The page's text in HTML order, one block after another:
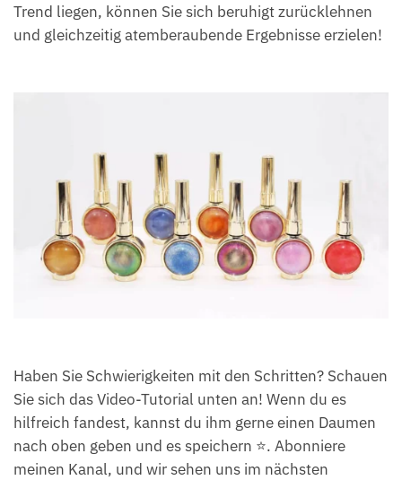
Trend liegen, können Sie sich beruhigt zurücklehnen
und gleichzeitig atemberaubende Ergebnisse erzielen!
Haben Sie Schwierigkeiten mit den Schritten? Schauen
Sie sich das Video-Tutorial unten an! Wenn du es
hilfreich fandest, kannst du ihm gerne einen Daumen
nach oben geben und es speichern ⭐. Abonniere
meinen Kanal, und wir sehen uns im nächsten